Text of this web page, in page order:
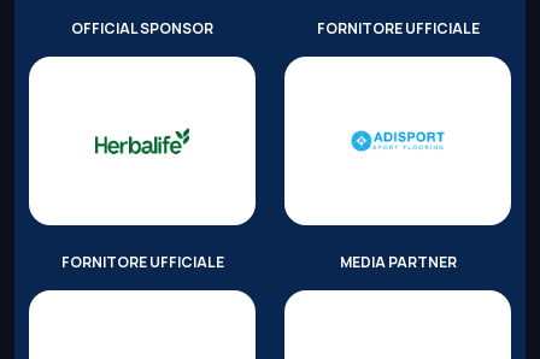
OFFICIAL SPONSOR FORNITORE UFFICIALE
FORNITORE UFFICIALE MEDIA PARTNER